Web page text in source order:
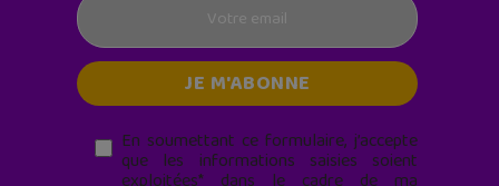
En soumettant ce formulaire, j’accepte
que les informations saisies soient